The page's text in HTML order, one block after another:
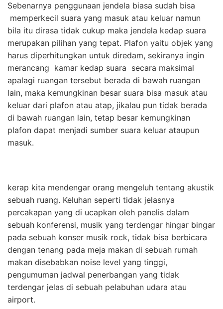
Sebenarnya penggunaan jendela biasa sudah bisa
memperkecil suara yang masuk atau keluar namun
bila itu dirasa tidak cukup maka jendela kedap suara
merupakan pilihan yang tepat. Plafon yaitu objek yang
harus diperhitungkan untuk diredam, sekiranya ingin
merancang kamar kedap suara secara maksimal
apalagi ruangan tersebut berada di bawah ruangan
lain, maka kemungkinan besar suara bisa masuk atau
keluar dari plafon atau atap, jikalau pun tidak berada
di bawah ruangan lain, tetap besar kemungkinan
plafon dapat menjadi sumber suara keluar ataupun
masuk.
kerap kita mendengar orang mengeluh tentang akustik
sebuah ruang. Keluhan seperti tidak jelasnya
percakapan yang di ucapkan oleh panelis dalam
sebuah konferensi, musik yang terdengar hingar bingar
pada sebuah konser musik rock, tidak bisa berbicara
dengan tenang pada meja makan di sebuah rumah
makan disebabkan noise level yang tinggi,
pengumuman jadwal penerbangan yang tidak
terdengar jelas di sebuah pelabuhan udara atau
airport.